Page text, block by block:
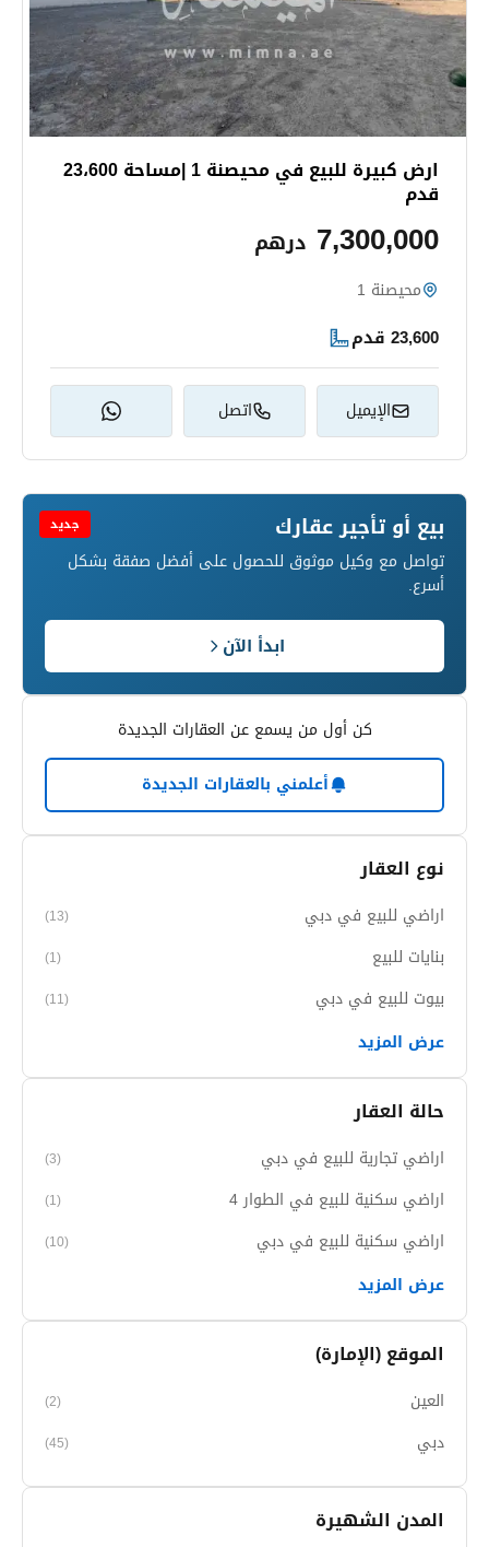
ارض كبيرة للبيع في محيصنة 1 |مساحة 23،600
قدم
7,300,000 درهم
محيصنة 1
23,600 قدم
الإيميل اتصل
جديد بيع أو تأجير عقارك
تواصل مع وكيل موثوق للحصول على أفضل صفقة بشكل
أسرع.
ابدأ الآن
كن أول من يسمع عن العقارات الجديدة
أعلمني بالعقارات الجديدة
نوع العقار
اراضي للبيع في دبي (13)
بنايات للبيع (1)
بيوت للبيع في دبي (11)
عرض المزيد
حالة العقار
اراضي تجارية للبيع في دبي (3)
اراضي سكنية للبيع في الطوار 4 (1)
اراضي سكنية للبيع في دبي (10)
عرض المزيد
الموقع (الإمارة)
العين (2)
دبي (45)
المدن الشهيرة